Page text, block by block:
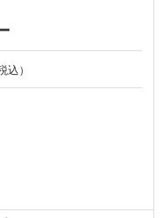
込）